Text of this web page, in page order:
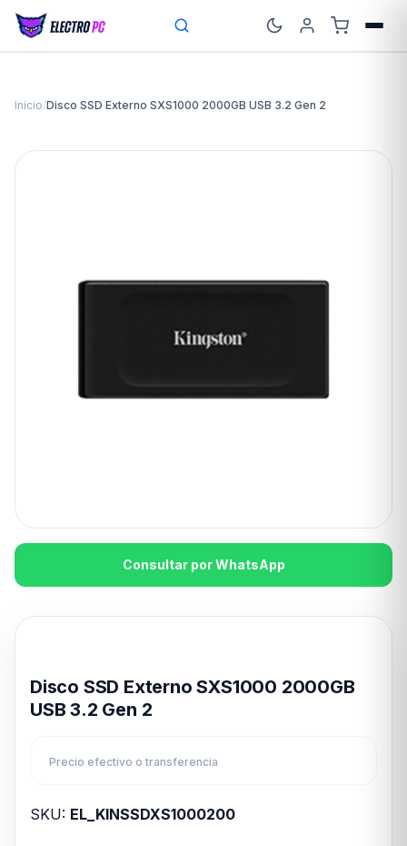
Inicio/Disco SSD Externo SXS1000 2000GB USB 3.2 Gen 2
Consultar por WhatsApp
Disco SSD Externo SXS1000 2000GB
USB 3.2 Gen 2
Precio efectivo o transferencia
SKU: EL_KINSSDXS1000200